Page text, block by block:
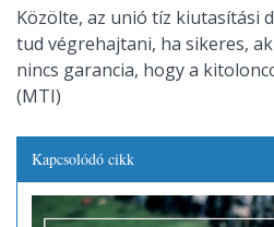
Közölte, az unió tíz kiutasítási
tud végrehajtani, ha sikeres,
nincs garancia, hogy a
(MTI)
Kapcsolódó cikk